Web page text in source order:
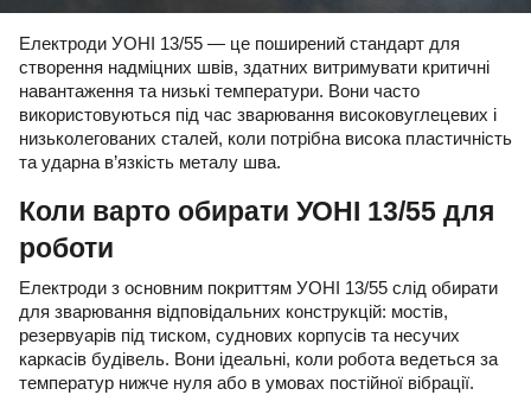
Електроди УОНІ 13/55 — це поширений стандарт для
створення надміцних швів, здатних витримувати критичні
навантаження та низькі температури. Вони часто
використовуються під час зварювання високовуглецевих і
низьколегованих сталей, коли потрібна висока пластичність
та ударна в’язкість металу шва.
Коли варто обирати УОНІ 13/55 для
роботи
Електроди з основним покриттям УОНІ 13/55 слід обирати
для зварювання відповідальних конструкцій: мостів,
резервуарів під тиском, суднових корпусів та несучих
каркасів будівель. Вони ідеальні, коли робота ведеться за
температур нижче нуля або в умовах постійної вібрації.